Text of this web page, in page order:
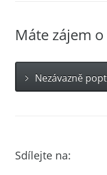
Máte zájem
Nezávazně
Sdílejte na: